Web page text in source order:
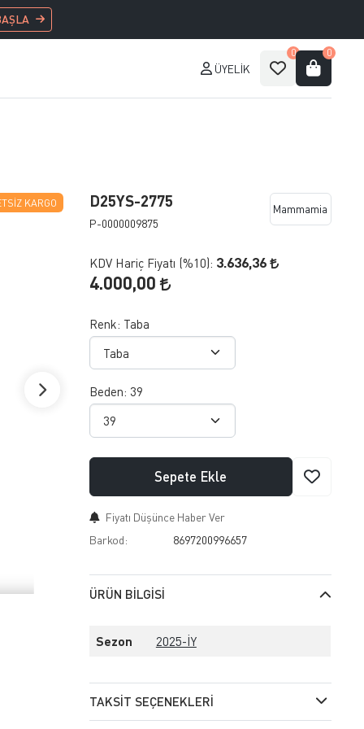
ÜYELIK
0 0
KARGO D25YS-2775
P-0000009875
Mammamia
KDV Hariç Fiyatı (%10): 3.636,36
4.000,00
Renk: Taba
Beden: 39
Sepete Ekle
Fiyatı Düşünce Haber Ver
Barkod:
8697200996657
ÜRÜN BILGISI
Sezon 2025-İY
TAKSIT SEÇENEKLERI